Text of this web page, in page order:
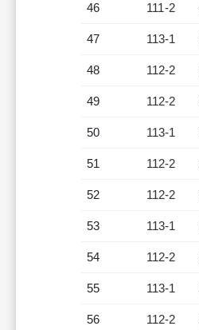
46 111-2
47 113-1
48 112-2
49 112-2
50 113-1
51 112-2
52 112-2
53 113-1
54 112-2
55 113-1
56 112-2